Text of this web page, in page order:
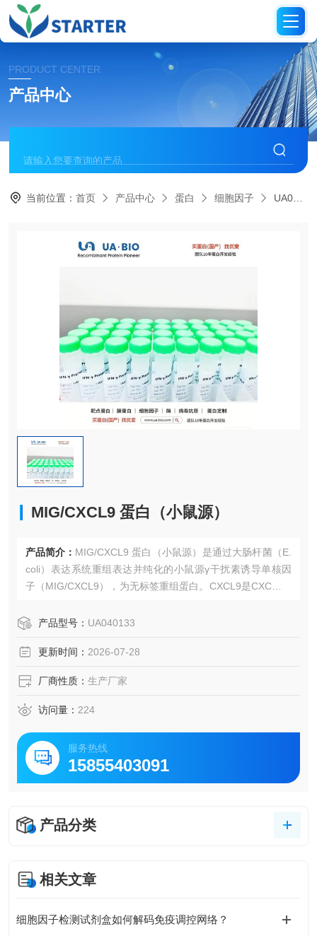
PRODUCT CENTER
产品中心
当前位置：首页 产品中心 蛋白 细胞因子 UA040133MIG/CXCL9 蛋白（小鼠源）
MIG/CXCL9 蛋白（小鼠源）
产品简介： MIG/CXCL9 蛋白（小鼠源）是通过大肠杆菌（E.
coli）表达系统重组表达并纯化的小鼠源γ干扰素诱导单核因
子（MIG/CXCL9），为无标签重组蛋白。CXCL9是CXC趋化
淋巴细胞、调节细胞免疫应答及qi官移植免疫排斥中发挥关键
究。
产品型号： UA040133
更新时间： 2026-07-28
厂商性质： 生产厂家
访问量： 224
服务热线
15855403091
产品分类
相关文章
细胞因子检测试剂盒如何解码免疫调控网络？